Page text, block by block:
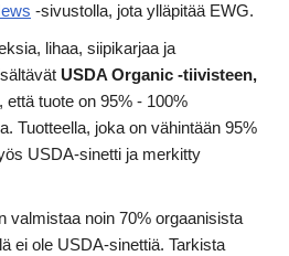
-sivustolla, jota ylläpitää EWG.
lihaa, siipikarjaa ja
USDA Organic -tiivisteen,
että tuote on 95% - 100%
Tuotteella, joka on vähintään 95%
USDA-sinetti ja merkitty
valmistaa noin 70% orgaanisista
ei ole USDA-sinettiä. Tarkista